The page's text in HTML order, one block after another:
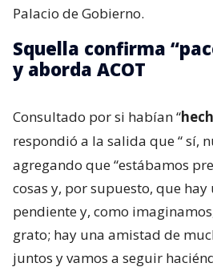
Palacio de Gobierno.
Squella confirma
y aborda ACOT
Consultado por si habían “
respondió a la salida que “sí,
agregando que “estábamos
cosas y, por supuesto, que hay
pendiente y, como
grato; hay una amistad de
juntos y vamos a seguir